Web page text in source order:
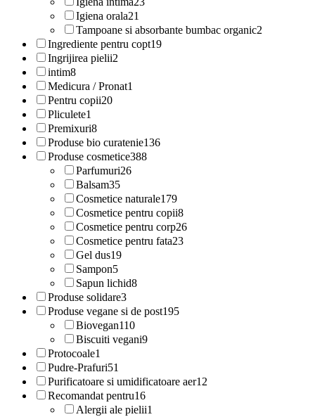
Igiena orala21
Tampoane si absorbante bumbac organic2
Ingrediente pentru copt19
Ingrijirea pielii2
intim8
Medicura / Pronat1
Pentru copii20
Pliculete1
Premixuri8
Produse bio curatenie136
Produse cosmetice388
Parfumuri26
Balsam35
Cosmetice naturale179
Cosmetice pentru copii8
Cosmetice pentru corp26
Cosmetice pentru fata23
Gel dus19
Sampon5
Sapun lichid8
Produse solidare3
Produse vegane si de post195
Biovegan110
Biscuiti vegani9
Protocoale1
Pudre-Prafuri51
Purificatoare si umidificatoare aer12
Recomandat pentru16
Alergii ale pielii1